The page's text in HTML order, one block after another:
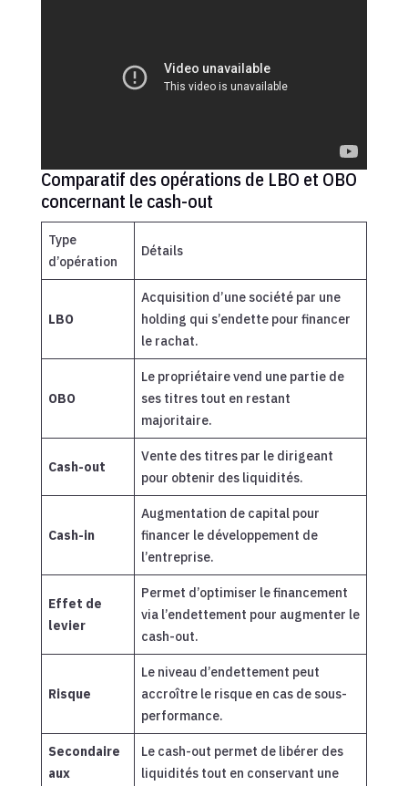
Comparatif des opérations de LBO et OBO
concernant le cash-out
Type
d’opération
Détails
LBO
Acquisition d’une société par une
holding qui s’endette pour financer
le rachat.
OBO
Le propriétaire vend une partie de
ses titres tout en restant
majoritaire.
Cash-out
Vente des titres par le dirigeant
pour obtenir des liquidités.
Cash-in
Augmentation de capital pour
financer le développement de
l’entreprise.
Effet de
levier
Permet d’optimiser le financement
via l’endettement pour augmenter le
cash-out.
Risque
Le niveau d’endettement peut
accroître le risque en cas de sous-
performance.
Secondaire
aux
Le cash-out permet de libérer des
liquidités tout en conservant une